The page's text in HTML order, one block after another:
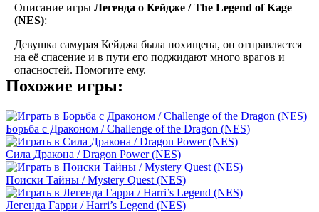
Описание игры Легенда о Кейдже / The Legend of Kage
(NES):
Девушка самурая Кейджа была похищена, он отправляется
на её спасение и в пути его поджидают много врагов и
опасностей. Помогите ему.
Похожие игры:
Борьба с Драконом / Challenge of the Dragon (NES)
Сила Дракона / Dragon Power (NES)
Поиски Тайны / Mystery Quest (NES)
Легенда Гарри / Harri’s Legend (NES)